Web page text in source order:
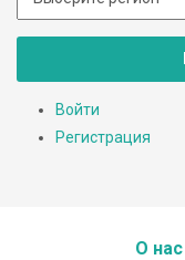
Войти
Регистрация
О нас